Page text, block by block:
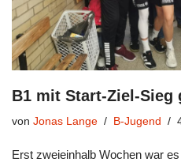
B1 mit Start-Ziel-Sieg
von Jonas Lange B-Jugend
Erst zweieinhalb Wochen war